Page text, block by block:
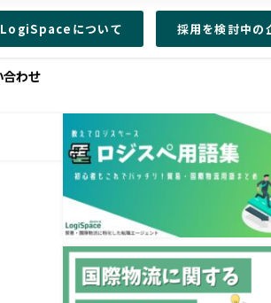
LogiSpaceについて 採用を検討中の
合わせ